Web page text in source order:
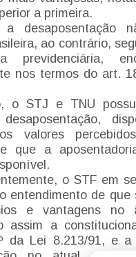
a primeira.
a desaposentação
ao contrário,
previdenciária,
nos termos do art.
o STJ e TNU
valores
que a
o STF em
entendimento de que
e vantagens no
assim a
da Lei 8.213/91, e a